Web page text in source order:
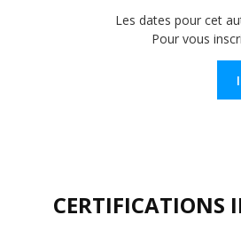
Les dates pour cet
Pour vous
CERTIFICATIONS